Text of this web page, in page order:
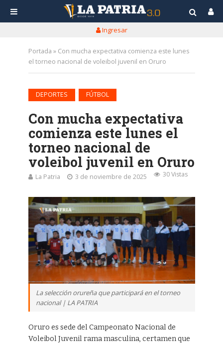
Ingresar
Portada » Con mucha expectativa comienza este lunes
el torneo nacional de voleibol juvenil en Oruro
DEPORTES FÚTBOL
Con mucha expectativa
comienza este lunes el
torneo nacional de
voleibol juvenil en Oruro
La Patria 3 de noviembre de 2025 30 Vistas
La selección orureña que participará en el torneo
nacional | LA PATRIA
Oruro es sede del Campeonato Nacional de
Voleibol Juvenil rama masculina, certamen que